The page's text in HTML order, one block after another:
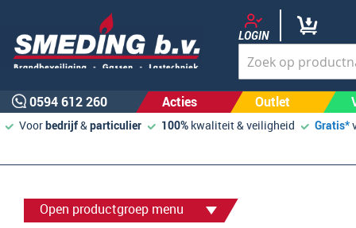
LOGIN
0594 612 260 Acties Outlet
Voorbedrijf&particulier 100% kwaliteit & veiligheid Gratis*
Open productgroep menu